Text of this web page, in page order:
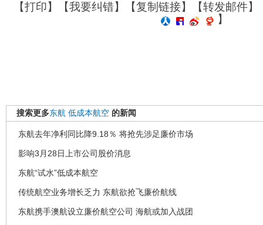
【打印】【我要纠错】【复制链接】【转发邮件】
】
搜索更多东航 低成本航空 的新闻
东航去年净利同比降9.18％ 将抢先涉足廉价市场
影响3月28日上市公司股价消息
东航“试水”低成本航空
传统航空业务增长乏力 东航欲抢飞廉价航线
东航携手澳航设立廉价航空公司 海航或加入战团